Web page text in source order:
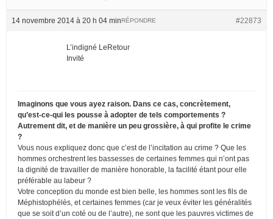
14 novembre 2014 à 20 h 04 min #22873
RÉPONDRE
L’indigné LeRetour
Invité
Imaginons que vous ayez raison. Dans ce cas, concrètement,
qu’est-ce-qui les pousse à adopter de tels comportements ?
Autrement dit, et de manière un peu grossière, à qui profite le crime
?
Vous nous expliquez donc que c’est de l’incitation au crime ? Que les
hommes orchestrent les bassesses de certaines femmes qui n’ont pas
la dignité de travailler de manière honorable, la facilité étant pour elle
préférable au labeur ?
Votre conception du monde est bien belle, les hommes sont les fils de
Méphistophélès, et certaines femmes (car je veux éviter les généralités
que se soit d’un coté ou de l’autre), ne sont que les pauvres victimes de